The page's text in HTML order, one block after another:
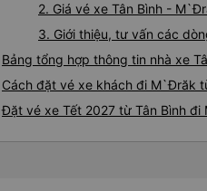
2. Giá vé xe Tân Bình -
3. Giới thiệu, tư vấn các
Bảng tổng hợp thông tin nhà xe
Cách đặt vé xe khách đi M`Đrăk
Đặt vé xe Tết 2027 từ Tân Bình đi